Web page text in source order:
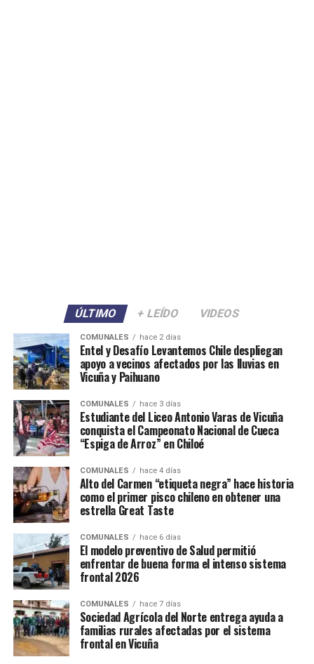
ÚLTIMO + LEÍDO VIDEOS
COMUNALES hace 2 días
Entel y Desafío Levantemos Chile despliegan
apoyo a vecinos afectados por las lluvias en
Vicuña y Paihuano
COMUNALES hace 3 días
Estudiante del Liceo Antonio Varas de Vicuña
conquista el Campeonato Nacional de Cueca
“Espiga de Arroz” en Chiloé
COMUNALES hace 4 días
Alto del Carmen “etiqueta negra” hace historia
como el primer pisco chileno en obtener una
estrella Great Taste
COMUNALES hace 6 días
El modelo preventivo de Salud permitió
enfrentar de buena forma el intenso sistema
frontal 2026
COMUNALES hace 7 días
Sociedad Agrícola del Norte entrega ayuda a
familias rurales afectadas por el sistema
frontal en Vicuña